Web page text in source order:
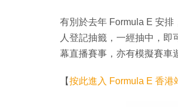
有別於去年 Formula E 安
人登記抽籤，一經抽中，
幕直播賽事，亦有模擬賽車
【按此進入 Formula E 香